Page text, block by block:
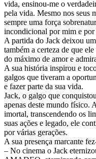
vida, ensinou-me o
pela vida. Mesmo nos seus
sempre uma força
incondicional por mim e por
A partida do Jack deixou
também a certeza de que
do máximo de amor e
A sua história inspirou e
galgos que tiveram a
e fazer parte da sua vida.
Jack, o galgo que
apenas deste mundo físico.
imortal, transcendendo os
suas ações e legado, ele
por várias gerações.
A sua presença marcante
– No cinema o Jack